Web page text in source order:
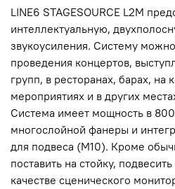
LINE6 STAGESOURCE L2M
интеллектуальную,
звукоусиления. Систему
проведения концертов,
групп, в ресторанах, барах, на
мероприятиях и в других
Система имеет мощность в
многослойной фанеры и
для подвеса (М10). Кроме
поставить на стойку,
качестве сценического